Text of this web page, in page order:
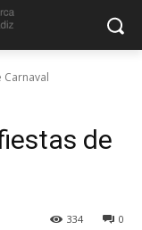
Carnaval
de
0
334